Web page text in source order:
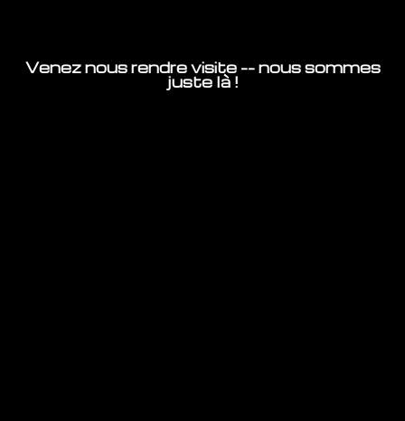
Venez nous rendre visite -- nous sommes
juste là !